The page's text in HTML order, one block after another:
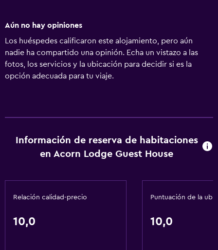
Aún no hay opiniones
Los huéspedes calificaron este alojamiento, pero aún
nadie ha compartido una opinión. Echa un vistazo a las
fotos, los servicios y la ubicación para decidir si es la
opción adecuada para tu viaje.
Información de reserva de habitaciones
en Acorn Lodge Guest House
Relación calidad-precio
10,0
Puntuación de la
10,0